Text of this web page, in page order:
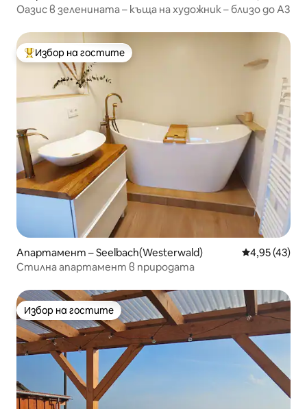
Оазис в зеленината – къща на художник – близо до A3
Най-популярен избор на гостите
Избор на гостите
Апартамент – Seelbach(Westerwald) Средна
4,95 (43)
Стилна апартамент в природата
Избор на гостите
Избор на гостите